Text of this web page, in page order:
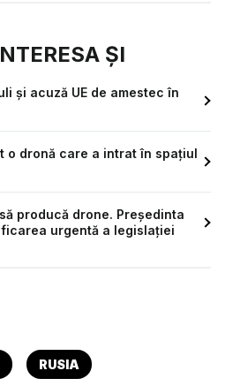
ȘI
și acuză UE de amestec în
o dronă care a intrat în spațiul
producă drone. Președinta
urgentă a legislației
RUSIA